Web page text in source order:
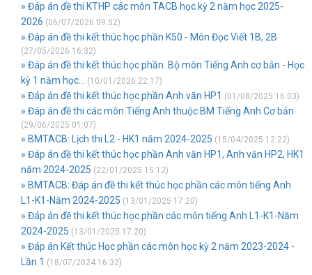
» Đáp án đề thi KTHP các môn TACB học kỳ 2 năm học 2025-
2026 (06/07/2026 09:52)
» Đáp án đề thi kết thúc học phần K50 - Môn Đọc Viết 1B, 2B
(27/05/2026 16:32)
» Đáp án đề thi kết thúc học phần. Bộ môn Tiếng Anh cơ bản - Học
kỳ 1 năm học...
(10/01/2026 22:17)
» Đáp án đề thi kết thúc học phần Anh văn HP1 (01/08/2025 16:03)
» Đáp án đề thi các môn Tiếng Anh thuộc BM Tiếng Anh Cơ bản
(29/06/2025 01:07)
» BMTACB: Lịch thi L2 - HK1 năm 2024-2025 (15/04/2025 12:22)
» Đáp án đề thi kết thúc học phần Anh văn HP1, Anh văn HP2, HK1
năm 2024-2025 (22/01/2025 15:12)
» BMTACB: Đáp án đề thi kết thúc học phần các môn tiếng Anh
L1-K1-Năm 2024-2025 (13/01/2025 17:20)
» Đáp án đề thi kết thúc học phần các môn tiếng Anh L1-K1-Năm
2024-2025 (13/01/2025 17:20)
» Đáp án Kết thúc Học phần các môn học kỳ 2 năm 2023-2024 -
Lần 1 (18/07/2024 16:32)